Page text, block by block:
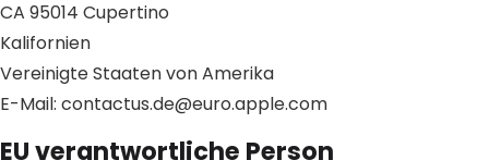
CA 95014 Cupertino
Kalifornien
Vereinigte Staaten von Amerika
E-Mail: contactus.de@euro.apple.com
EU verantwortliche Person